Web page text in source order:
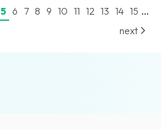
5 6 7 8 9 10 11 12 13 14 15 ...
next